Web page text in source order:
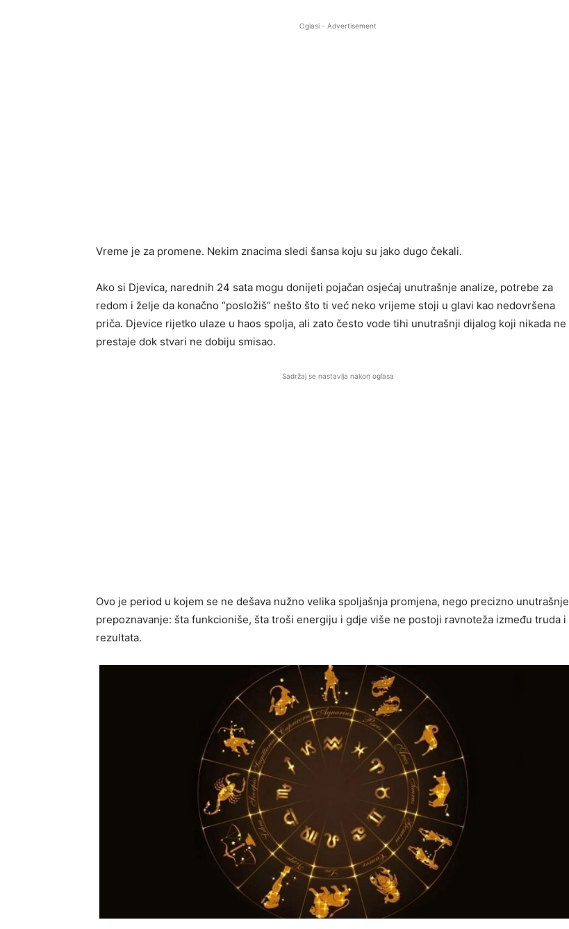
Oglasi - Advertisement
Vreme je za promene. Nekim znacima sledi šansa koju su jako dugo čekali.
Ako si Djevica, narednih 24 sata mogu donijeti pojačan osjećaj unutrašnje analize, potrebe za
redom i želje da konačno “posložiš” nešto što ti već neko vrijeme stoji u glavi kao nedovršena
priča. Djevice rijetko ulaze u haos spolja, ali zato često vode tihi unutrašnji dijalog koji nikada ne
prestaje dok stvari ne dobiju smisao.
Sadržaj se nastavlja nakon oglasa
Ovo je period u kojem se ne dešava nužno velika spoljašnja promjena, nego precizno unutrašnje
prepoznavanje: šta funkcioniše, šta troši energiju i gdje više ne postoji ravnoteža između truda i
rezultata.